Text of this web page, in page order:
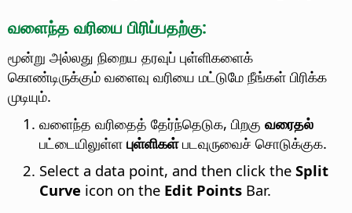
வளைந்த வரியை பிரிப்பதற்கு:
மூன்று அல்லது நிறைய தரவுப் புள்ளிகளைக்
கொண்டிருக்கும் வளைவு வரியை மட்டுமே நீங்கள் பிரிக்க
முடியும்.
வளைந்த வரிதைத் தேர்ந்தெடுக, பிறகு வரைதல்
பட்டையிலுள்ள புள்ளிகள்படவுருவைச் சொடுக்குக.
Select a data point, and then click the Split
Curve icon on the Edit Points Bar.